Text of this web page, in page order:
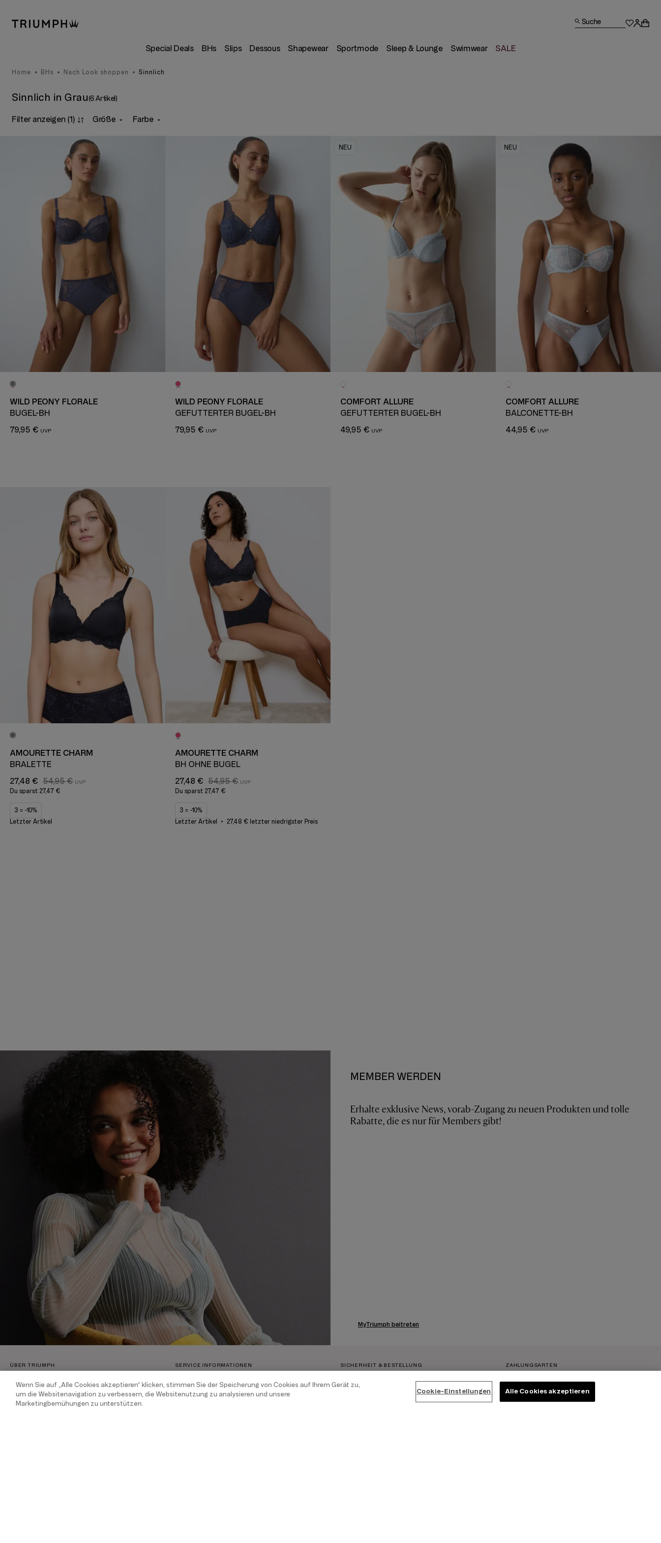
Special Deals BHs Slips Dessous Shapewear Sportmode Sleep & Lounge Swimwear SALE
Suche
Home BHs Nach Look shoppen Sinnlich
Sinnlich in Grau(6 Artikel)
Filter anzeigen (1) Größe Farbe
WILD PEONY FLORALE
BÜGEL-BH
79,95 €
WILD PEONY FLORALE
GEFÜTTERTER BÜGEL-BH
79,95 €
NEU
COMFORT ALLURE
GEFÜTTERTER BÜGEL-BH
49,95 €
NEU
COMFORT ALLURE
BALCONETTE-BH
44,95 €
AMOURETTE CHARM
BRALETTE
27,48 € 54,95 €
Du sparst 27,47 €
3 = -10%
Letzter Artikel
AMOURETTE CHARM
BH OHNE BÜGEL
27,48 € 54,95 €
Du sparst 27,47 €
3 = -10%
Letzter Artikel
27,48 € letzter niedrigster Preis
MEMBER WERDEN
Erhalte exklusive News, vorab-Zugang zu neuen Produkten und tolle
Rabatte, die es nur für Members gibt!
MyTriumph beitreten
ÜBER TRIUMPH
MyTriumph Treueprogramm
Unternehmen
Karriere
SERVICE INFORMATIONEN
Kontakt
FAQ
SICHERHEIT & BESTELLUNG
Zahlungsarten
ZAHLUNGSARTEN
Wenn Sie auf „Alle Cookies akzeptieren“ klicken, stimmen Sie der Speicherung von Cookies auf Ihrem Gerät zu,
um die Websitenavigation zu verbessern, die Websitenutzung zu analysieren und unsere
Marketingbemühungen zu unterstützen.
Cookie-Einstellungen Alle Cookies akzeptieren